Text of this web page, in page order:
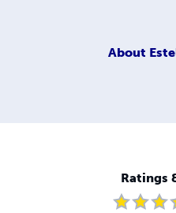
About
Ratings